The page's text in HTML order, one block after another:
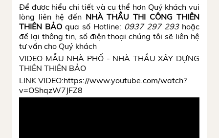
Để được hiểu chi tiết và cụ thể hơn Quý khách vui
lòng liên hệ đến NHÀ THẦU THI CÔNG THIÊN
THIÊN BẢO qua số Hotline: 0937 297 293 hoặc
để lại thông tin, số điện thoại chúng tôi sẽ liên hệ
tư vấn cho Quý khách
VIDEO MẪU NHÀ PHỐ - NHÀ THẦU XÂY DỰNG
THIÊN THIÊN BẢO
LINK VIDEO:https://www.youtube.com/watch?
v=OShqzW7JFZ8